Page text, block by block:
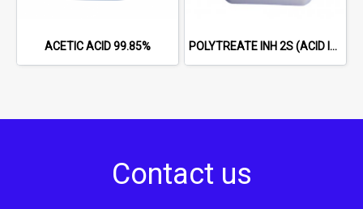
ACETIC ACID 99.85% POLYTREATE INH 2S (ACID INHIBITOR FOR HCl)
Contact us